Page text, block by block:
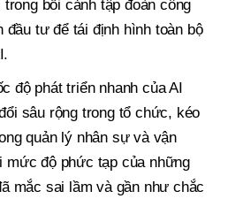
bối cảnh tập đoàn công
đầu tư để tái định hình toàn bộ
độ phát triển nhanh của AI
sâu rộng trong tổ chức, kéo
quản lý nhân sự và vận
mức độ phức tạp của những
mắc sai lầm và gần như chắc